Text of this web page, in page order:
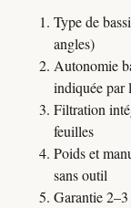
Type de
angles)
Autonomie
indiquée par
Filtration
feuilles
Poids et
sans outil
Garantie